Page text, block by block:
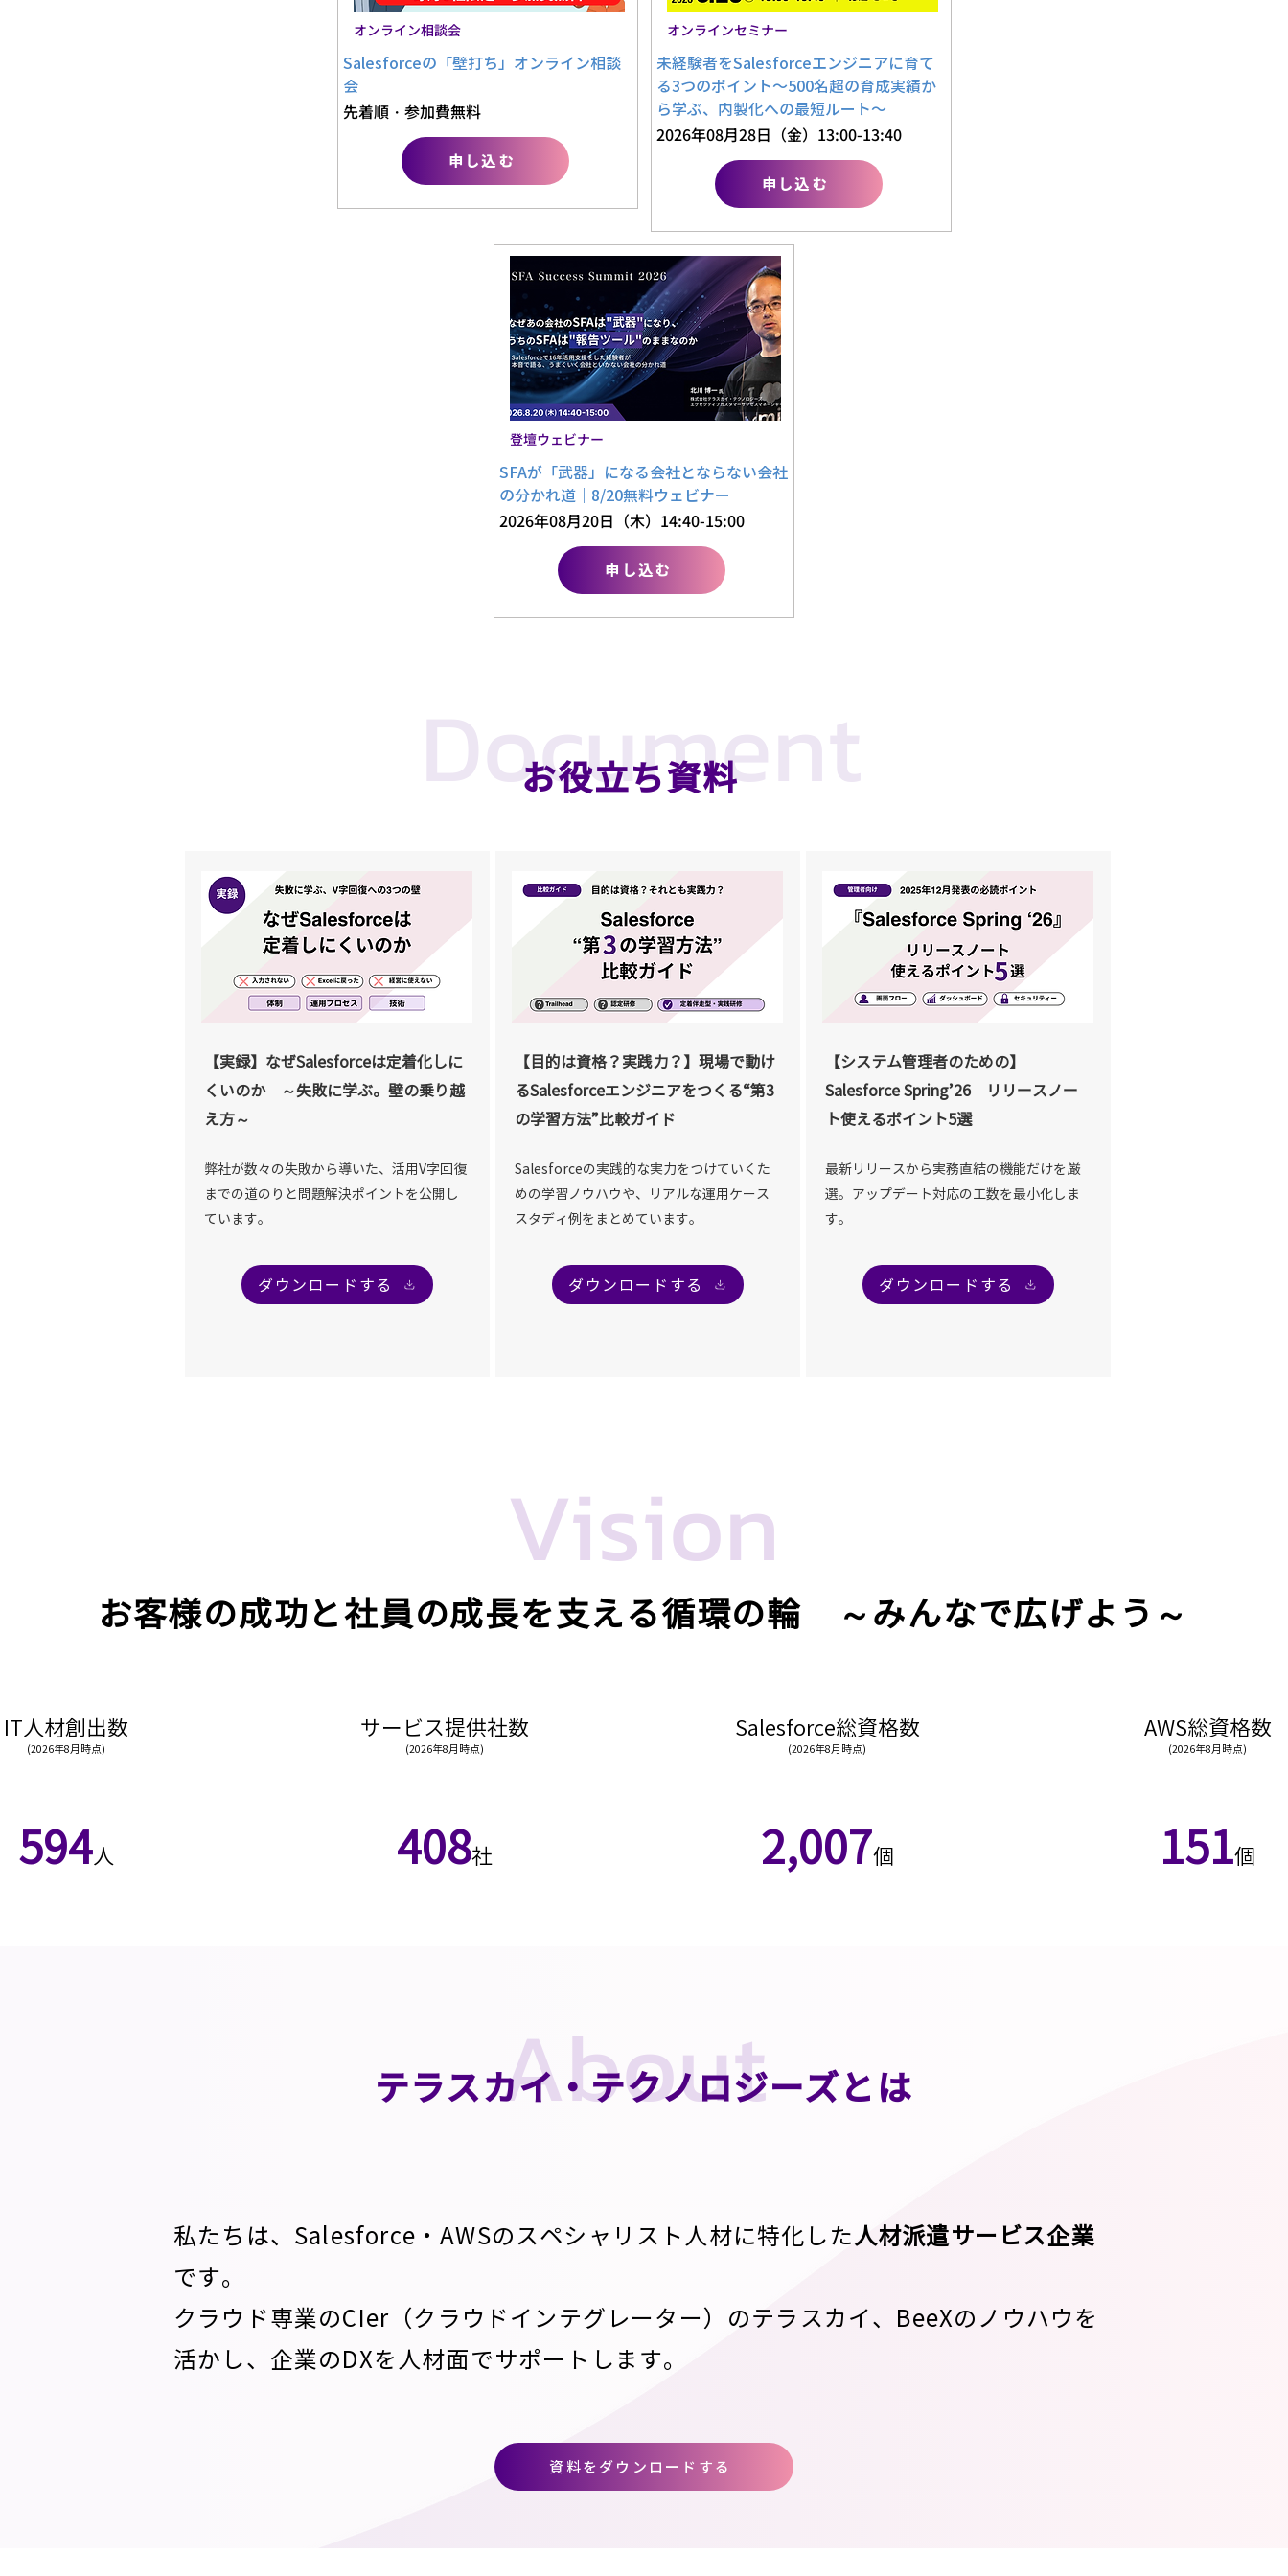
オンライン相談会
Salesforceの「壁打ち」オンライン相談
会
先着順・参加費無料
申し込む
オンラインセミナー
未経験者をSalesforceエンジニアに育て
る3つのポイント～500名超の育成実績か
ら学ぶ、内製化への最短ルート～
2026年08月28日（金）13:00-13:40
申し込む
登壇ウェビナー
SFAが「武器」になる会社とならない会社
の分かれ道｜8/20無料ウェビナー
2026年08月20日（木）14:40-15:00
申し込む
Document
お役立ち資料
【実録】なぜSalesforceは定着化しに
くいのか ～失敗に学ぶ。壁の乗り越
え方～
弊社が数々の失敗から導いた、活用V字回復
までの道のりと問題解決ポイントを公開し
ています。
ダウンロードする
【目的は資格？実践力？】現場で動け
るSalesforceエンジニアをつくる“第3
の学習方法”比較ガイド
Salesforceの実践的な実力をつけていくた
めの学習ノウハウや、リアルな運用ケース
スタディ例をまとめています。
ダウンロードする
【システム管理者のための】
Salesforce Spring’26 リリースノー
ト使えるポイント5選
最新リリースから実務直結の機能だけを厳
選。アップデート対応の工数を最小化しま
す。
ダウンロードする
Vision
お客様の成功と社員の成長を支える循環の輪 ～みんなで広げよう～
​IT人材創出数
(2026年8月時点)
594人
​サービス提供社数
(2026年8月時点)
408社
​Salesforce総資格数
(2026年8月時点)
2,007個
​AWS総資格数
(2026年8月時点)
151個
About
​テラスカイ・テクノロジーズとは
私たちは、Salesforce・AWSのスペシャリスト人材に特化した 人材派遣サービス企業
です。
クラウド専業のCIer（クラウドインテグレーター）のテラスカイ、BeeXのノウハウを
活かし、企業のDXを人材面でサポートします。
資料をダウンロードする